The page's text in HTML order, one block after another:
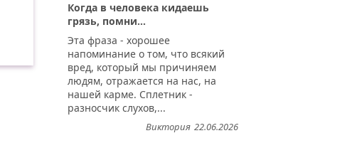
Когда в человека кидаешь
грязь, помни...
Эта фраза - хорошее
напоминание о том, что всякий
вред, который мы причиняем
людям, отражается на нас, на
нашей карме. Сплетник -
разносчик слухов,...
22.06.2026
Виктория